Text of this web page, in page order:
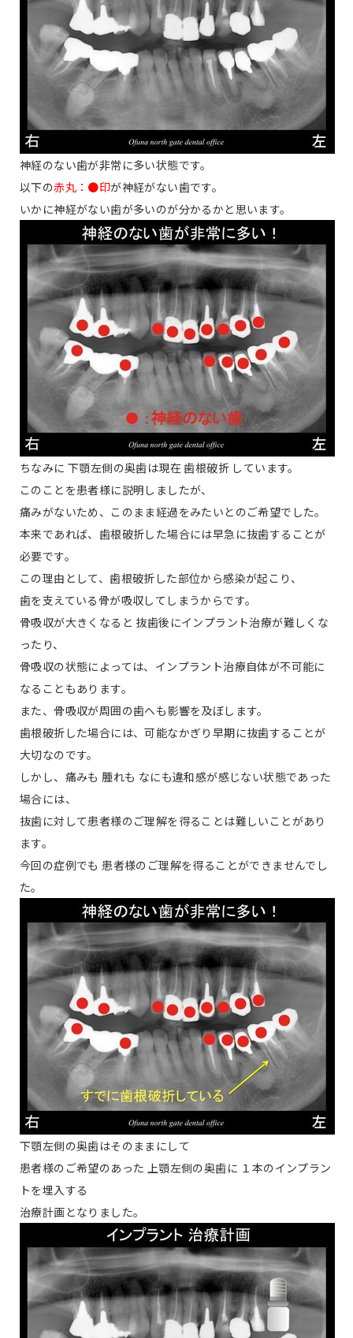
神経のない歯が非常に多い状態です。
以下の赤丸：●印が神経がない歯です。
いかに神経がない歯が多いのが分かるかと思います。
ちなみに 下顎左側の奥歯は現在 歯根破折 しています。
このことを患者様に説明しましたが、
痛みがないため、このまま経過をみたいとのご希望でした。
本来であれば、歯根破折した場合には早急に抜歯することが
必要です。
この理由として、歯根破折した部位から感染が起こり、
歯を支えている骨が吸収してしまうからです。
骨吸収が大きくなると 抜歯後にインプラント治療が難しくな
ったり、
骨吸収の状態によっては、インプラント治療自体が不可能に
なることもあります。
また、骨吸収が周囲の歯へも影響を及ぼします。
歯根破折した場合には、可能なかぎり早期に抜歯することが
大切なのです。
しかし、痛みも 腫れも なにも違和感が感じない状態であった
場合には、
抜歯に対して患者様のご理解を得ることは難しいことがあり
ます。
今回の症例でも 患者様のご理解を得ることができませんでし
た。
下顎左側の奥歯はそのままにして
患者様のご希望のあった 上顎左側の奥歯に １本のインプラン
トを埋入する
治療計画となりました。